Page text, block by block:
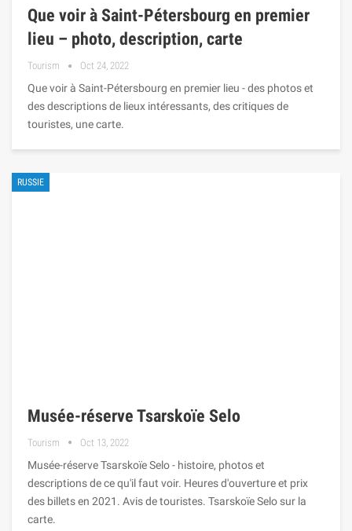
Que voir à Saint-Pétersbourg en premier
lieu – photo, description, carte
Tourism Oct 24, 2022
Que voir à Saint-Pétersbourg en premier lieu - des photos et
des descriptions de lieux intéressants, des critiques de
touristes, une carte.
RUSSIE
Musée-réserve Tsarskoïe Selo
Tourism Oct 13, 2022
Musée-réserve Tsarskoïe Selo - histoire, photos et
descriptions de ce qu'il faut voir. Heures d'ouverture et prix
des billets en 2021. Avis de touristes. Tsarskoïe Selo sur la
carte.